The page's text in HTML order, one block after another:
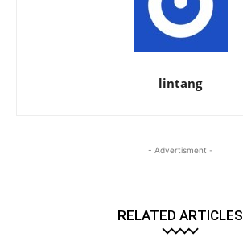
lintang
- Advertisment -
RELATED ARTICLES